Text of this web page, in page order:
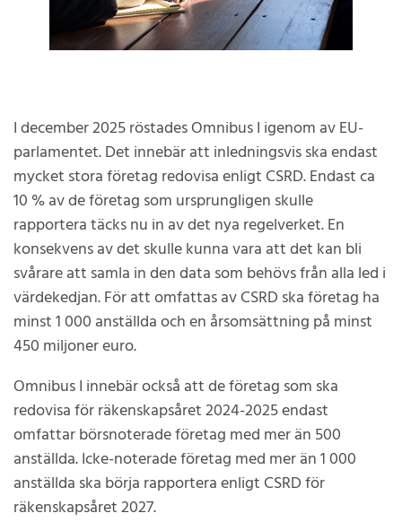
I december 2025 röstades Omnibus I igenom av EU-
parlamentet. Det innebär att inledningsvis ska endast
mycket stora företag redovisa enligt CSRD. Endast ca
10 % av de företag som ursprungligen skulle
rapportera täcks nu in av det nya regelverket. En
konsekvens av det skulle kunna vara att det kan bli
svårare att samla in den data som behövs från alla led i
värdekedjan. För att omfattas av CSRD ska företag ha
minst 1 000 anställda och en årsomsättning på minst
450 miljoner euro.
Omnibus I innebär också att de företag som ska
redovisa för räkenskapsåret 2024-2025 endast
omfattar börsnoterade företag med mer än 500
anställda. Icke-noterade företag med mer än 1 000
anställda ska börja rapportera enligt CSRD för
räkenskapsåret 2027.